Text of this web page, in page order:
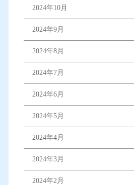
2024年10月
2024年9月
2024年8月
2024年7月
2024年6月
2024年5月
2024年4月
2024年3月
2024年2月